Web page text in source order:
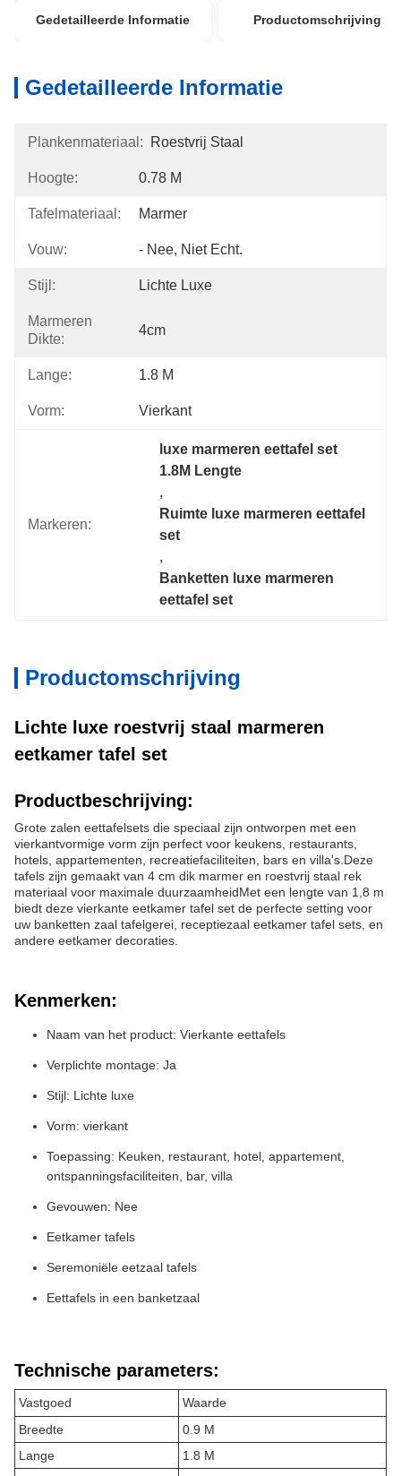
Gedetailleerde Informatie Productomschrijving
Gedetailleerde Informatie
Plankenmateriaal: Roestvrij Staal
Hoogte: 0.78 M
Tafelmateriaal: Marmer
Vouw: - Nee, Niet Echt.
Stijl: Lichte Luxe
Marmeren
Dikte:
4cm
Lange: 1.8 M
Vorm: Vierkant
Markeren:
luxe marmeren eettafel set
1.8M Lengte
,
Ruimte luxe marmeren eettafel
set
,
Banketten luxe marmeren
eettafel set
Productomschrijving
Lichte luxe roestvrij staal marmeren
eetkamer tafel set
Productbeschrijving:
Grote zalen eettafelsets die speciaal zijn ontworpen met een
vierkantvormige vorm zijn perfect voor keukens, restaurants,
hotels, appartementen, recreatiefaciliteiten, bars en villa's.Deze
tafels zijn gemaakt van 4 cm dik marmer en roestvrij staal rek
materiaal voor maximale duurzaamheidMet een lengte van 1,8 m
biedt deze vierkante eetkamer tafel set de perfecte setting voor
uw banketten zaal tafelgerei, receptiezaal eetkamer tafel sets, en
andere eetkamer decoraties.
Kenmerken:
Naam van het product: Vierkante eettafels
Verplichte montage: Ja
Stijl: Lichte luxe
Vorm: vierkant
Toepassing: Keuken, restaurant, hotel, appartement,
ontspanningsfaciliteiten, bar, villa
Gevouwen: Nee
Eetkamer tafels
Seremoniële eetzaal tafels
Eettafels in een banketzaal
Technische parameters:
Vastgoed
Waarde
Breedte
0.9 M
Lange
1.8 M